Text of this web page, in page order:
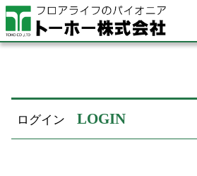
ログイン LOGIN